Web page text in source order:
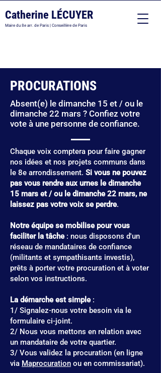
Catherine LÉCUYER
Maire du 8e arr. de Paris | Conseillère de Paris
PROCURATIONS
Absent(e) le dimanche 15 et / ou le
dimanche 22 mars ? Confiez votre
vote à une personne de confiance.
Chaque voix comptera pour faire gagner
nos idées et nos projets communs dans
le 8e arrondissement. Si vous ne pouvez
pas vous rendre aux urnes le dimanche
15 mars et / ou le dimanche 22 mars, ne
laissez pas votre voix se perdre.
Notre équipe se mobilise pour vous
faciliter la tâche: nous disposons d'un
réseau de mandataires de confiance
(militants et sympathisants investis),
prêts à porter votre procuration et à voter
selon vos instructions.
La démarche est simple:
1/ Signalez-nous votre besoin via le
formulaire ci-joint.
2/ Nous vous mettons en relation avec
un mandataire de votre quartier.
3/ Vous validez la procuration (en ligne
via Maprocuration ou en commissariat).